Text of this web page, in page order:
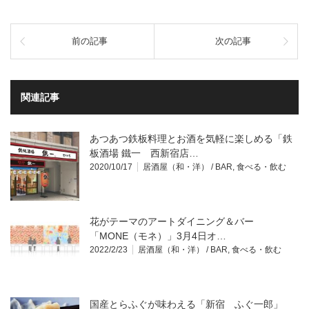
前の記事 次の記事
関連記事
あつあつ鉄板料理とお酒を気軽に楽しめる「鉄
板酒場 鐵一 西新宿店…
2020/10/17 居酒屋（和・洋） / BAR, 食べる・飲む
花がテーマのアートダイニング＆バー
「MONE（モネ）」3月4日オ…
2022/2/23 居酒屋（和・洋） / BAR, 食べる・飲む
国産とらふぐが味わえる「新宿 ふぐ一郎」